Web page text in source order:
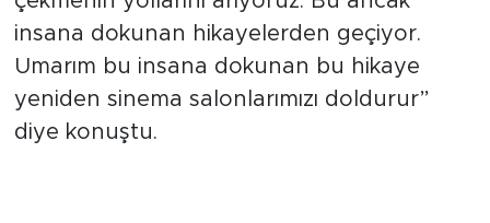
insana dokunan hikayelerden geçiyor.
Umarım bu insana dokunan bu hikaye
yeniden sinema salonlarımızı doldurur”
diye konuştu.